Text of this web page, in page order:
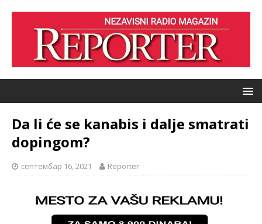
Da li će se kanabis i dalje smatrati
dopingom?
септембар 16, 2021 Reporter